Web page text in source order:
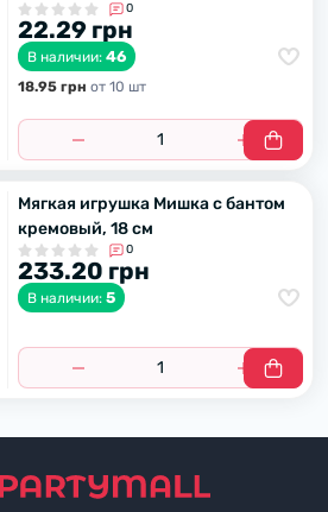
0
22.29 грн
В наличии: 46
18.95 грн от 10 шт
Мягкая игрушка Мишка с бантом
кремовый, 18 см
0
233.20 грн
В наличии: 5